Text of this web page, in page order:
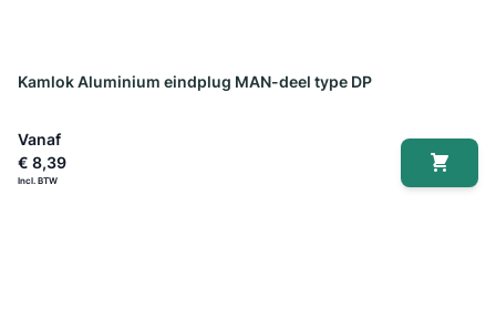
Kamlok Aluminium eindplug MAN-deel type DP
Vanaf
€ 8,39